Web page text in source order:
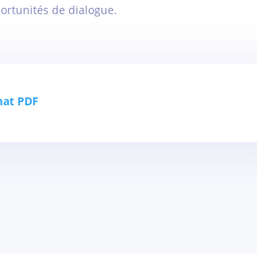
de dialogue.
PDF